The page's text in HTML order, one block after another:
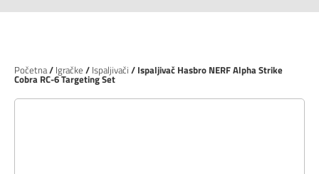
Početna/ Igračke / Ispaljivači / Ispaljivač Hasbro NERF Alpha Strike
Cobra RC-6 Targeting Set